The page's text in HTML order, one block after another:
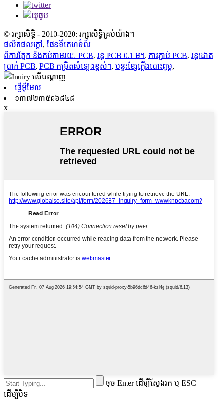
© រក្សាសិទ្ធិ - 2010-2020: រក្សាសិទ្ធិគ្រប់យ៉ាង។
ផលិតផលក្តៅ, ផែនទីគេហទំព័រ
ពិការភ្នែក និងកប់តាមរយៈ PCB, រន្ធ PCB 0.1 ម។, ការភ្ជាប់ PCB, រន្ធដោត
ប្រាក់ PCB, PCB កម្រិតសំឡេងខ្ពស់។, បន្ទះខ្សែភ្លើងបោះពុម្ព,
ផ្ញើអ៊ីមែល
១៣៧២៣៥៨៦៨៤៨
x
ចុច Enter ដើម្បីស្វែងរក ឬ ESC
ដើម្បីបិទ